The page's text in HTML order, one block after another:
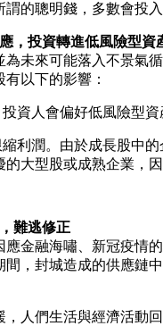
的聰明錢，多數會投
，投資轉進低風險型資
未來可能落入不景氣
以下的影響：
資人會偏好低風險型
利潤。由於成長股中
大型股或成熟企業，
難逃修正
應金融海嘯、新冠疫情
，封城造成的供應鏈
人們生活與經濟活動